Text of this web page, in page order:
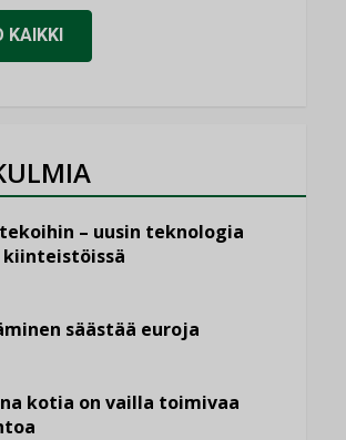
KAIKKI
– uusin teknologia
säästää euroja
kotia on vailla toimivaa